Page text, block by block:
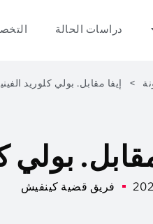
دراسات الحالة
> إيفا مقابل. بولي كلوريد
بولي
فريق قضية كينفيش